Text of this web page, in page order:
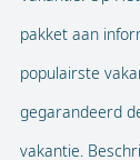
pakket aan
populairste
gegarandeerd
vakantie.